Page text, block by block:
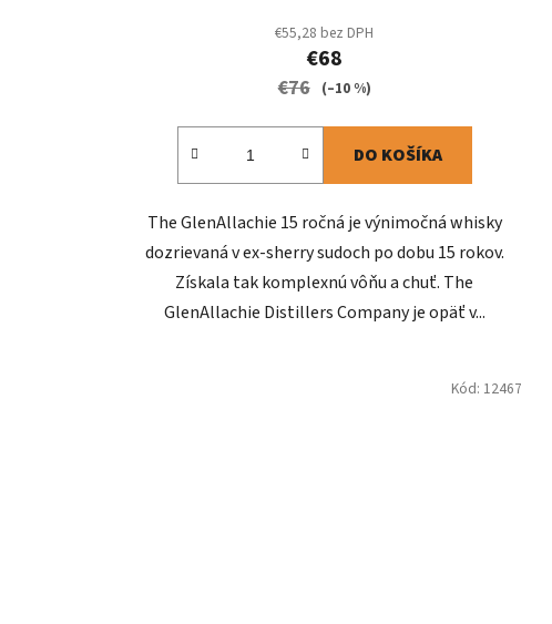
€55,28 bez DPH
€68
€76 (–10 %)
DO KOŠÍKA
The GlenAllachie 15 ročná je výnimočná whisky
dozrievaná v ex-sherry sudoch po dobu 15 rokov.
Získala tak komplexnú vôňu a chuť. The
GlenAllachie Distillers Company je opäť v...
Kód: 12467